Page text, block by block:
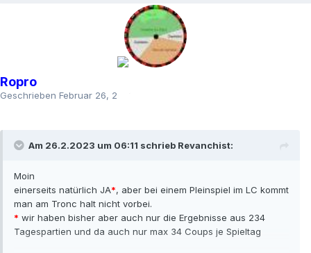
Ropro
Geschrieben Februar 26, 2023
Am 26.2.2023 um 06:11 schrieb Revanchist:
Moin
einerseits natürlich JA*, aber bei einem Pleinspiel im LC kommt
man am Tronc halt nicht vorbei.
* wir haben bisher aber auch nur die Ergebnisse aus 234
Tagespartien und da auch nur max 34 Coups je Spieltag